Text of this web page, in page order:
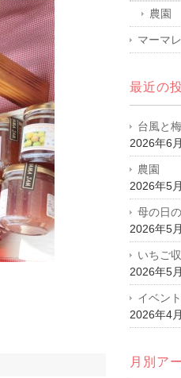
農園
マーマ
最近の
台風と梅
2026年6
農園
2026年5
母の日
2026年5
いちご
2026年5
イベン
2026年4
月別ア